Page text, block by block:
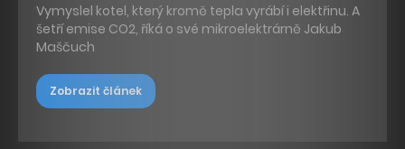
Vymyslel kotel, který kromě tepla vyrábí i elektřinu. A
šetří emise CO2, říká o své mikroelektrárně Jakub
Maščuch
Zobrazit článek